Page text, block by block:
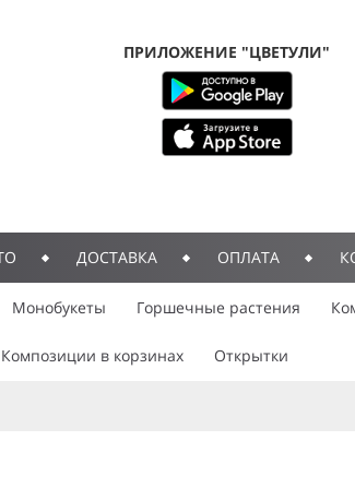
ПРИЛОЖЕНИЕ "ЦВЕТУЛИ"
ДОСТАВКА ОПЛАТА
Монобукеты Горшечные растения
Композиции в корзинах Открытки